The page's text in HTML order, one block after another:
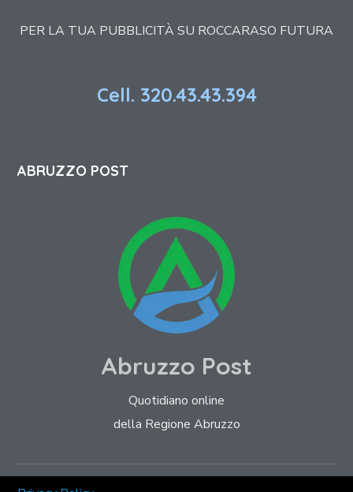
PER LA TUA PUBBLICITÀ SU ROCCARASO FUTURA
Cell. 320.43.43.394
ABRUZZO POST
Abruzzo Post
Quotidiano online
della Regione Abruzzo